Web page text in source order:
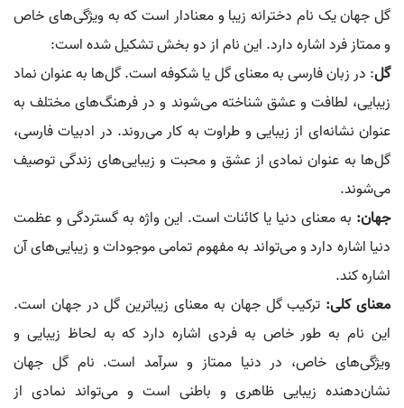
گل جهان یک نام دخترانه زیبا و معنادار است که به ویژگی‌های خاص
و ممتاز فرد اشاره دارد. این نام از دو بخش تشکیل شده است:
گل: در زبان فارسی به معنای گل یا شکوفه است. گل‌ها به عنوان نماد
زیبایی، لطافت و عشق شناخته می‌شوند و در فرهنگ‌های مختلف به
عنوان نشانه‌ای از زیبایی و طراوت به کار می‌روند. در ادبیات فارسی،
گل‌ها به عنوان نمادی از عشق و محبت و زیبایی‌های زندگی توصیف
می‌شوند.
جهان: به معنای دنیا یا کائنات است. این واژه به گستردگی و عظمت
دنیا اشاره دارد و می‌تواند به مفهوم تمامی موجودات و زیبایی‌های آن
اشاره کند.
معنای کلی: ترکیب گل جهان به معنای زیباترین گل در جهان است.
این نام به طور خاص به فردی اشاره دارد که به لحاظ زیبایی و
ویژگی‌های خاص، در دنیا ممتاز و سرآمد است. نام گل جهان
نشان‌دهنده زیبایی ظاهری و باطنی است و می‌تواند نمادی از